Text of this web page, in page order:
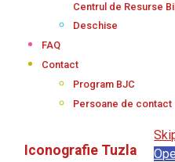
Centrul de Resurse
Deschise
FAQ
Contact
Program BJC
Persoane de contact
Iconografie Tuzla